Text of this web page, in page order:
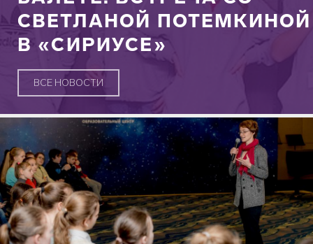
СВЕТЛАНОЙ ПОТЕМКИНОЙ
В «СИРИУСЕ»
ВСЕ НОВОСТИ